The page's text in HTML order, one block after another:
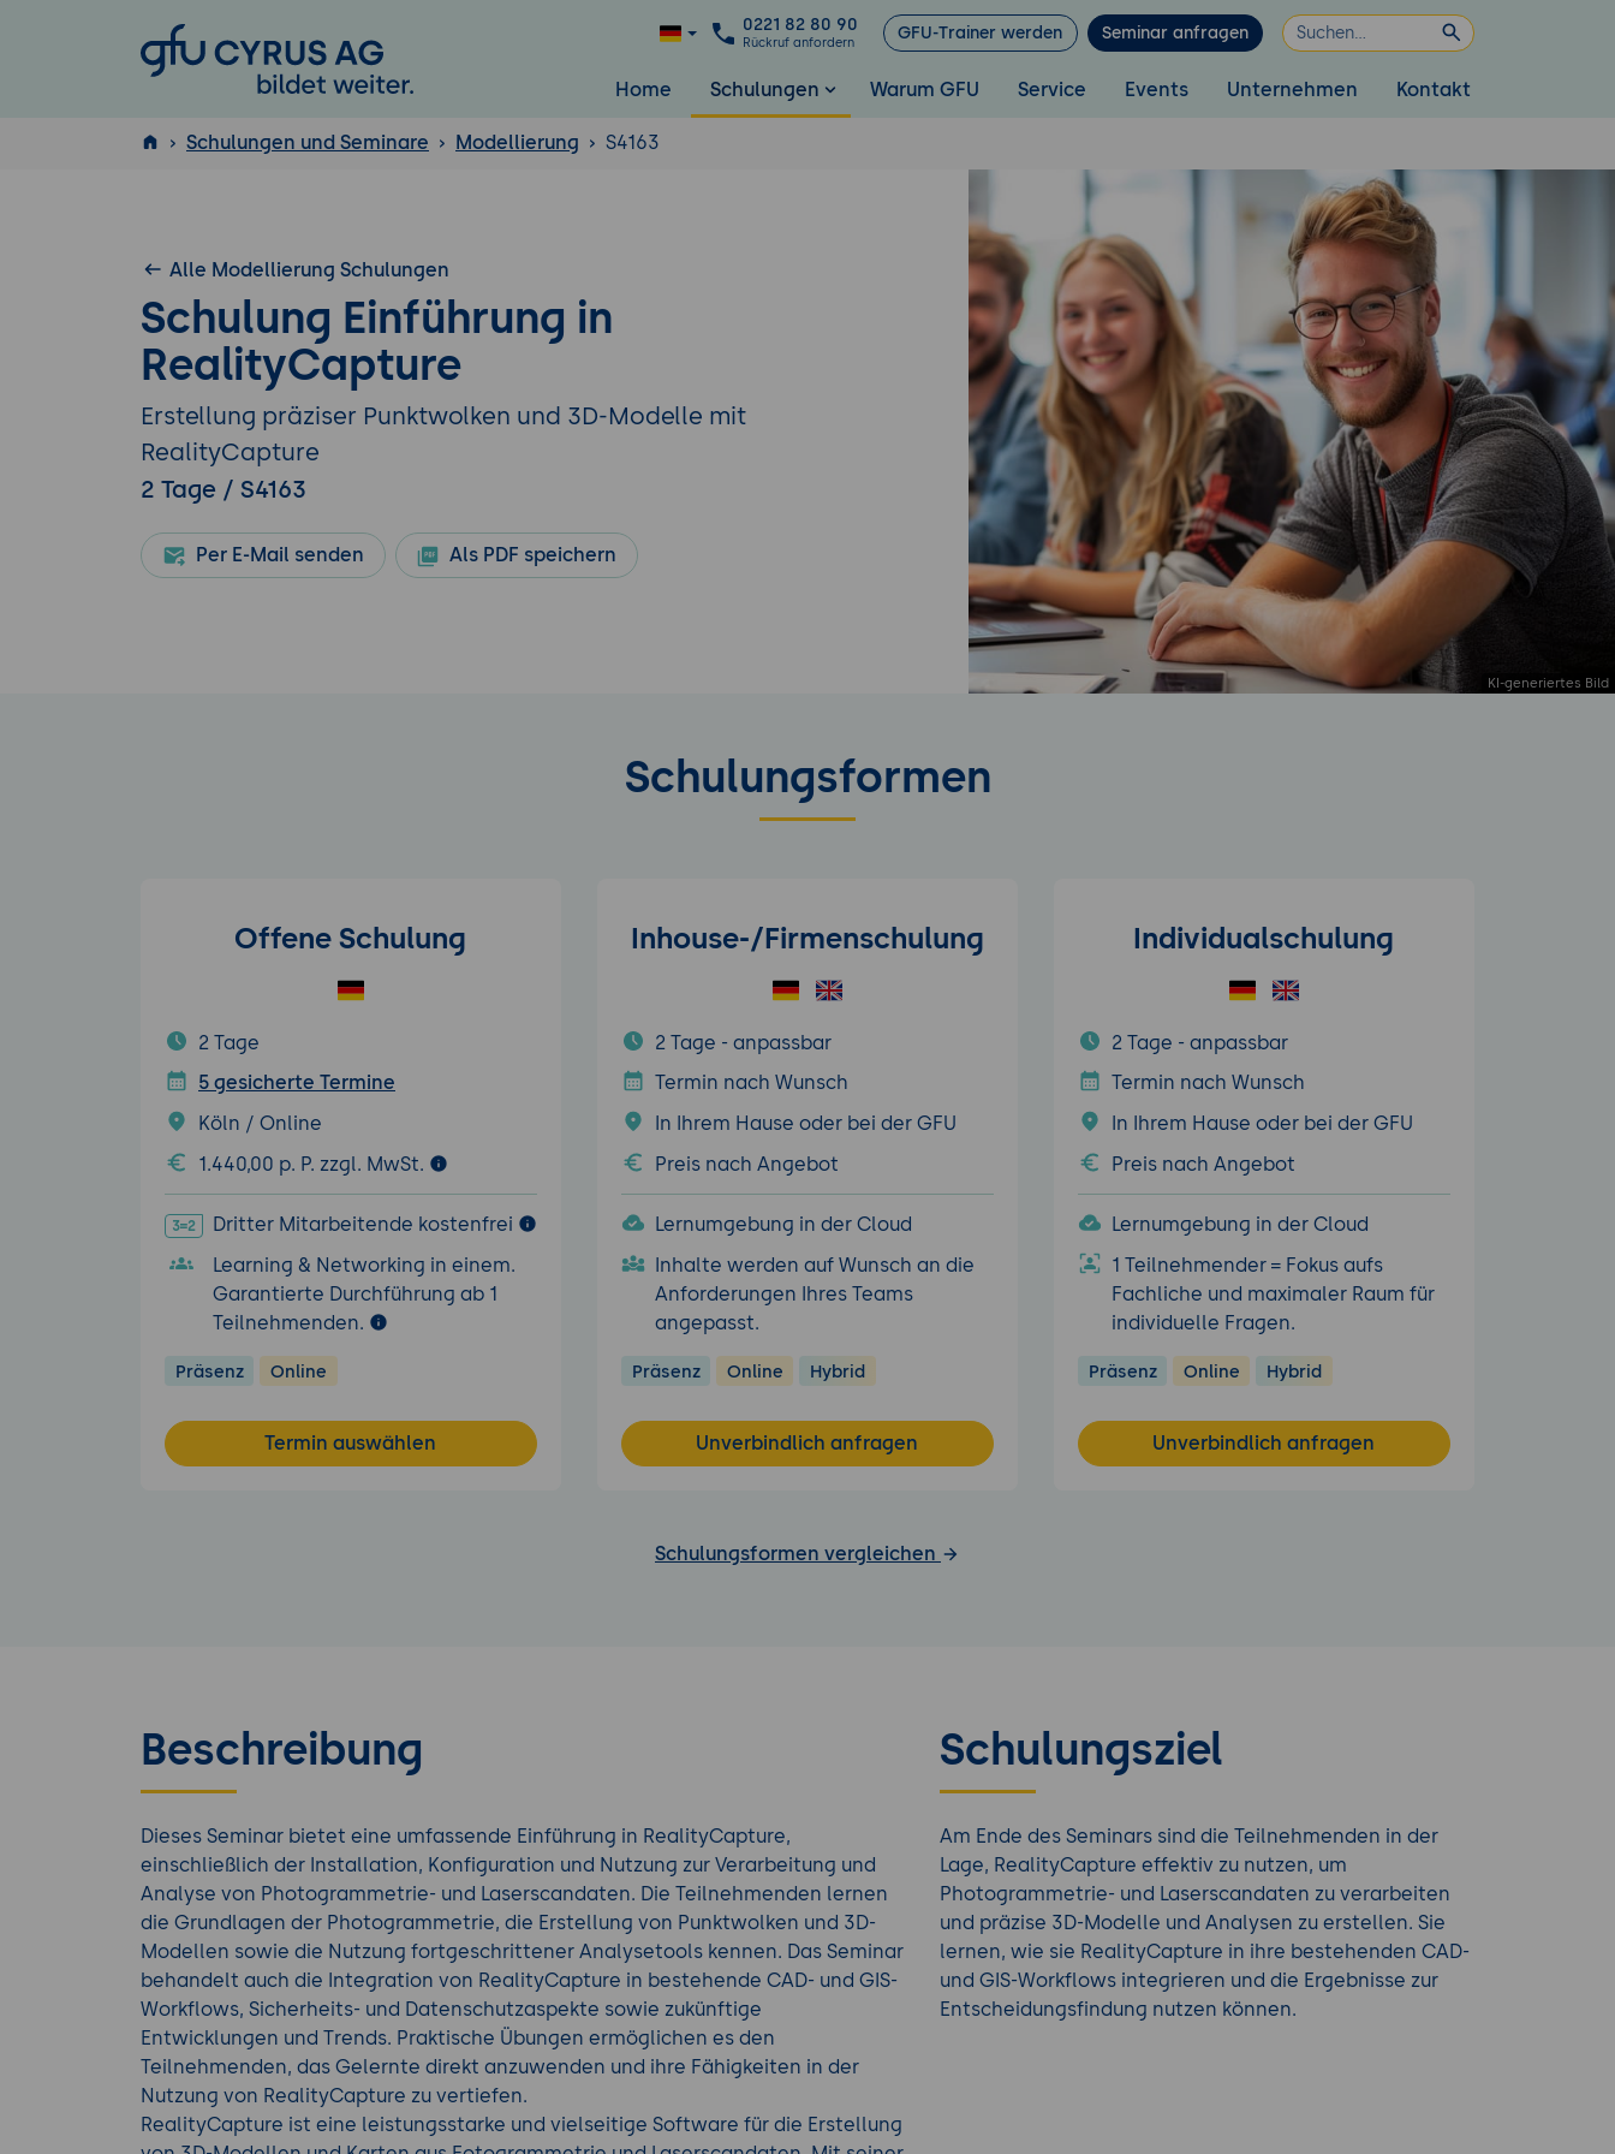
GFU Cyrus AG
0221 82 80 90
Rückruf anfordern GFU-Trainer werden Seminar anfragen
Home Schulungen Warum GFU Service Events Unternehmen Kontakt
ISTQB
Schulungen und Seminare Modellierung S4163
Alle Modellierung Schulungen
Schulung Einführung in
RealityCapture
Erstellung präziser Punktwolken und 3D-Modelle mit
RealityCapture
2 Tage / S4163
Per E-Mail senden Als PDF speichern
Schulungsformen
Offene Schulung
2 Tage
5 gesicherte Termine
Köln / Online
1.440,00 p. P. zzgl. MwSt.
Dritter Mitarbeitende kostenfrei
Learning & Networking in einem.
Garantierte Durchführung ab 1
Teilnehmenden.
Präsenz Online
Termin auswählen
Inhouse-/Firmenschulung
2 Tage - anpassbar
Termin nach Wunsch
In Ihrem Hause oder bei der GFU
Preis nach Angebot
Lernumgebung in der Cloud
Inhalte werden auf Wunsch an die
Anforderungen Ihres Teams
angepasst.
Präsenz Online Hybrid
Unverbindlich anfragen
Individualschulung
2 Tage - anpassbar
Termin nach Wunsch
In Ihrem Hause oder bei der GFU
Preis nach Angebot
Lernumgebung in der Cloud
1 Teilnehmender = Fokus aufs
Fachliche und maximaler Raum für
individuelle Fragen.
Präsenz Online Hybrid
Unverbindlich anfragen
Schulungsformen vergleichen
Beschreibung
Dieses Seminar bietet eine umfassende Einführung in RealityCapture,
einschließlich der Installation, Konfiguration und Nutzung zur Verarbeitung und
Analyse von Photogrammetrie- und Laserscandaten. Die Teilnehmenden lernen
die Grundlagen der Photogrammetrie, die Erstellung von Punktwolken und 3D-
Modellen sowie die Nutzung fortgeschrittener Analysetools kennen. Das Seminar
behandelt auch die Integration von RealityCapture in bestehende CAD- und GIS-
Workflows, Sicherheits- und Datenschutzaspekte sowie zukünftige
Entwicklungen und Trends. Praktische Übungen ermöglichen es den
Teilnehmenden, das Gelernte direkt anzuwenden und ihre Fähigkeiten in der
Nutzung von RealityCapture zu vertiefen.
RealityCapture ist eine leistungsstarke und vielseitige Software für die Erstellung
Schulungsziel
Am Ende des Seminars sind die Teilnehmenden in der
Lage, RealityCapture effektiv zu nutzen, um
Photogrammetrie- und Laserscandaten zu verarbeiten
und präzise 3D-Modelle und Analysen zu erstellen. Sie
lernen, wie sie RealityCapture in ihre bestehenden CAD-
und GIS-Workflows integrieren und die Ergebnisse zur
Entscheidungsfindung nutzen können.